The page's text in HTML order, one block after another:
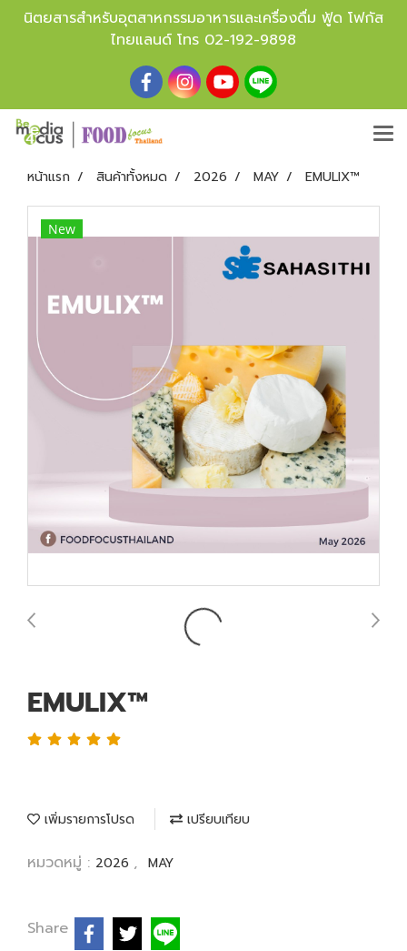
นิตยสารสำหรับอุตสาหกรรมอาหารและเครื่องดื่ม ฟู้ด โฟกัส
ไทยแลนด์ โทร 02-192-9898
หน้าแรก สินค้าทั้งหมด 2026 MAY EMULIX™
New
EMULIX™
เพิ่มรายการโปรด เปรียบเทียบ
หมวดหมู่ : 2026 , MAY
Share